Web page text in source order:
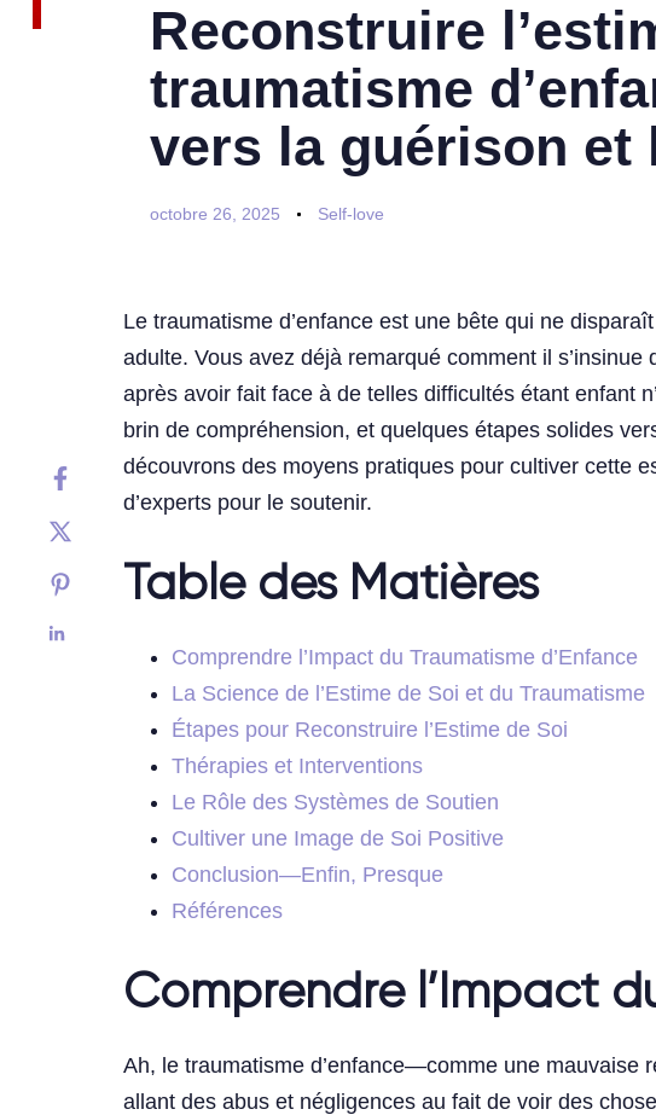
Reconstruire
traumatisme
vers la guérison et
octobre 26, 2025 Self-love
Le traumatisme d’enfance est une bête qui ne
adulte. Vous avez déjà remarqué comment il
après avoir fait face à de telles difficultés étant enfant
brin de compréhension, et quelques étapes solides
découvrons des moyens pratiques pour cultiver cette
d’experts pour le soutenir.
Table des Matières
Comprendre l’Impact du Traumatisme d’Enfance
La Science de l’Estime de Soi et du Traumatisme
Étapes pour Reconstruire l’Estime de Soi
Thérapies et Interventions
Le Rôle des Systèmes de Soutien
Cultiver une Image de Soi Positive
Conclusion—Enfin, Presque
Références
Comprendre l’Impact
Ah, le traumatisme d’enfance—comme une mauvaise
allant des abus et négligences au fait de voir des